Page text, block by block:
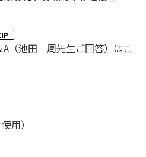
（池田 周先生ご回答）はこ
用）